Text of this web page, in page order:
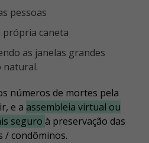
pessoas
própria caneta
natural.
números de mortes pela
e a assembleia virtual ou
seguro à preservação das
/ condôminos.